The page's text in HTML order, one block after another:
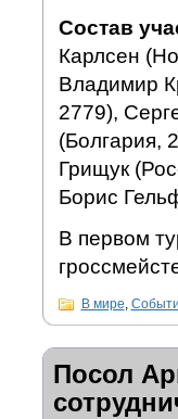
Состав
Карлсен
Владимир
2779),
(Болгария,
Грищук
Борис
В первом
В мире,
Посол